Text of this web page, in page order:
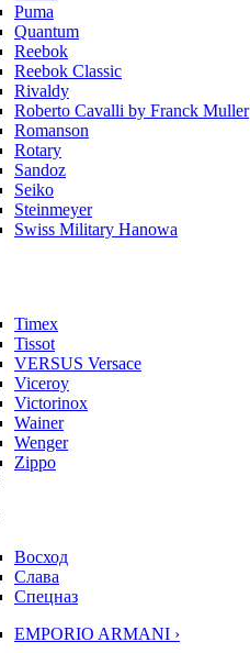
Puma
Quantum
Reebok
Reebok Classic
Rivaldy
Roberto Cavalli by Franck Muller
Romanson
Rotary
Sandoz
Seiko
Steinmeyer
Swiss Military Hanowa
Timex
Tissot
VERSUS Versace
Viceroy
Victorinox
Wainer
Wenger
Zippo
Восход
Слава
Спецназ
EMPORIO ARMANI ›